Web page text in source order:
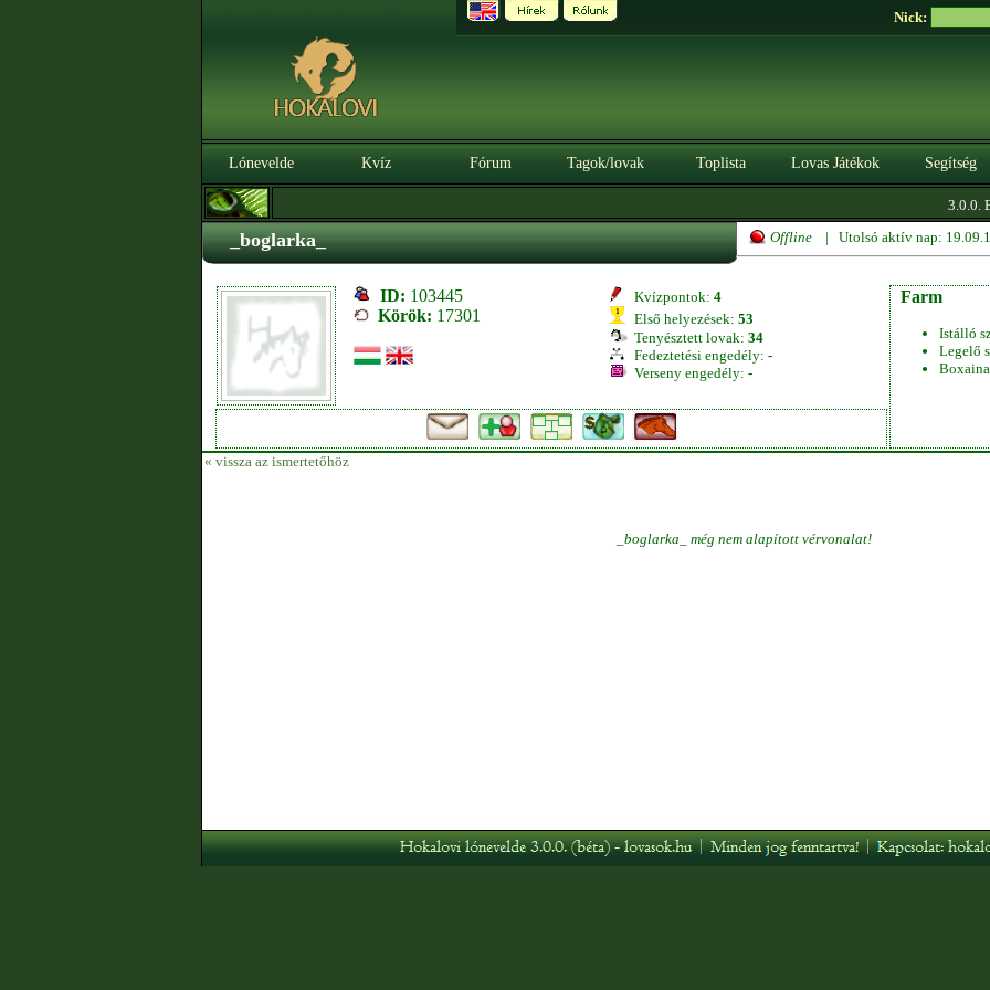
Nick:
Lónevelde Kvíz Fórum Tagok/lovak Toplista Lovas Játékok Segítség
3.0.0.
_boglarka_ Offline | Utolsó aktív nap:
ID: 103445
Körök: 17301
Kvízpontok: 4
Első helyezések: 53
Tenyésztett lovak: 34
Fedeztetési engedély: -
Verseny engedély: -
Farm
Istálló
Legelő
« vissza az ismertetőhöz
_boglarka_ még nem alapított vérvonalat!